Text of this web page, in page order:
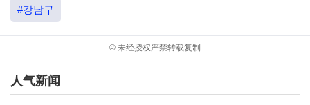
#강남구
© 未经授权严禁转载复制
人气新闻